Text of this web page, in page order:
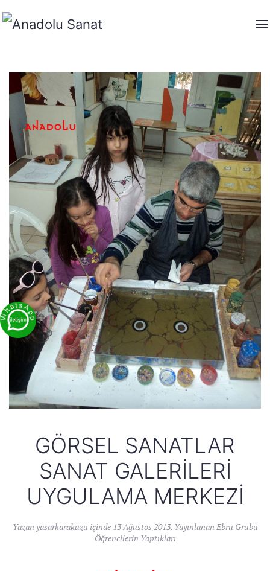
GÖRSEL SANATLAR
SANAT GALERILERI
UYGULAMA MERKEZI
Yazan yasarkarakuzu içinde 13 Ağustos 2013. Yayınlanan Ebru Grubu
Öğrencilerin Yaptıkları